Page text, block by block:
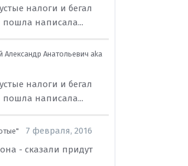
налоги и бегал
пошла написала...
Анатольевич aka
налоги и бегал
пошла написала...
7 февраля, 2016
- сказали придут